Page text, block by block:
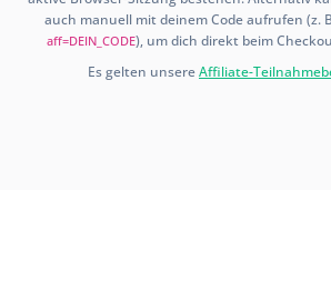
auch manuell mit deinem Code aufrufen (z.
aff=DEIN_CODE), um dich direkt beim
Es gelten unsereAffiliate-